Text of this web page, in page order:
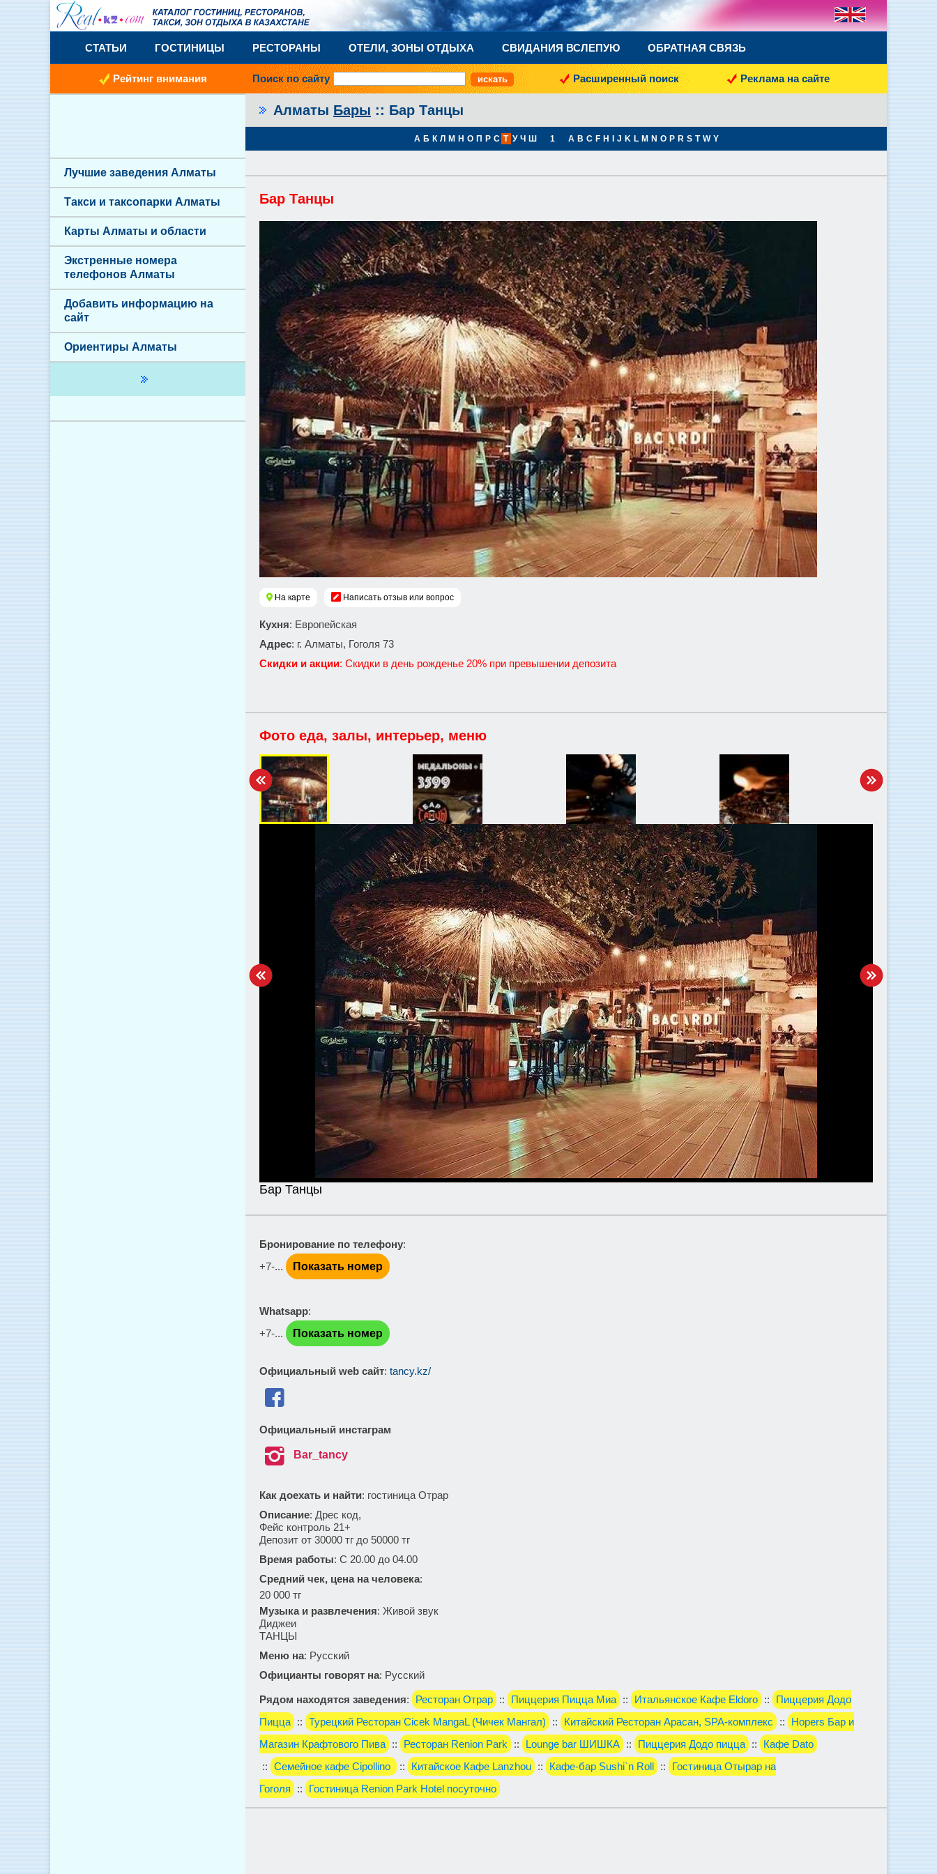
СТАТЬИ ГОСТИНИЦЫ РЕСТОРАНЫ ОТЕЛИ, ЗОНЫ ОТДЫХА СВИДАНИЯ ВСЛЕПУЮ ОБРАТНАЯ СВЯЗЬ
Рейтинг внимания Поиск по сайту Расширенный поиск Реклама на сайте
Алматы Бары :: Бар Танцы
А Б К Л М Н О П Р С Т У Ч Ш 1 A B C F H J K L M N O P R S T W Y
Бар Танцы
На карте Написать отзыв или вопрос
Кухня: Европейская
Адрес: г. Алматы, Гоголя 73
Скидки и акции: Скидки в день рожденье 20% при превышении депозита
Фото еда, залы, интерьер, меню
Бар Танцы
Бронирование по телефону:
+7-...
Показать номер
Whatsapp:
+7-...
Показать номер
Официальный web сайт: tancy.kz/

Официальный инстаграм
 Bar_tancy
Как доехать и найти: гостиница Отрар
Описание: Дрес код,
Фейс контроль 21+
Депозит от 30000 тг до 50000 тг
Время работы: C 20.00 до 04.00
Средний чек, цена на человека:
20 000 тг
Музыка и развлечения: Живой звук
Диджеи
ТАНЦЫ
Меню на: Русский
Официанты говорят на: Русский
Рядом находятся заведения: Ресторан Отрар :: Пиццерия Пицца Миа :: Итальянское Кафе Eldoro ::
Пиццерия Додо
Пицца :: Турецкий Ресторан Cicek MangaL (Чичек Мангал) :: Китайский Ресторан Арасан, SPA-комплекс ::
Hopers Бар и
Магазин Крафтового Пива :: Ресторан Renion Park :: Lounge bar ШИШКА :: Пиццерия Додо пицца ::
Кафе Dato
:: Семейное кафе Cipollino :: Китайское Кафе Lanzhou :: Кафе-бар Sushi`n Roll ::
Гостиница Отырар на
Гоголя
:: Гостиница Renion Park Hotel посуточно
Лучшие заведения Алматы
Такси и таксопарки Алматы
Карты Алматы и области
Экстренные номера
телефонов Алматы
Добавить информацию на
сайт
Ориентиры Алматы